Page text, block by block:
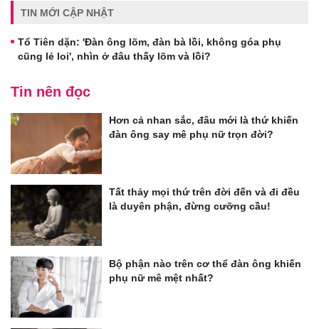
TIN MỚI CẬP NHẬT
Tổ Tiên dặn: 'Đàn ông lõm, đàn bà lồi, không góa phụ
cũng lẻ loi', nhìn ở đâu thấy lõm và lồi?
Tin nên đọc
Hơn cả nhan sắc, đâu mới là thứ khiến
đàn ông say mê phụ nữ trọn đời?
Tất thảy mọi thứ trên đời đến và đi đều
là duyên phận, đừng cưỡng cầu!
Bộ phận nào trên cơ thể đàn ông khiến
phụ nữ mê mệt nhất?